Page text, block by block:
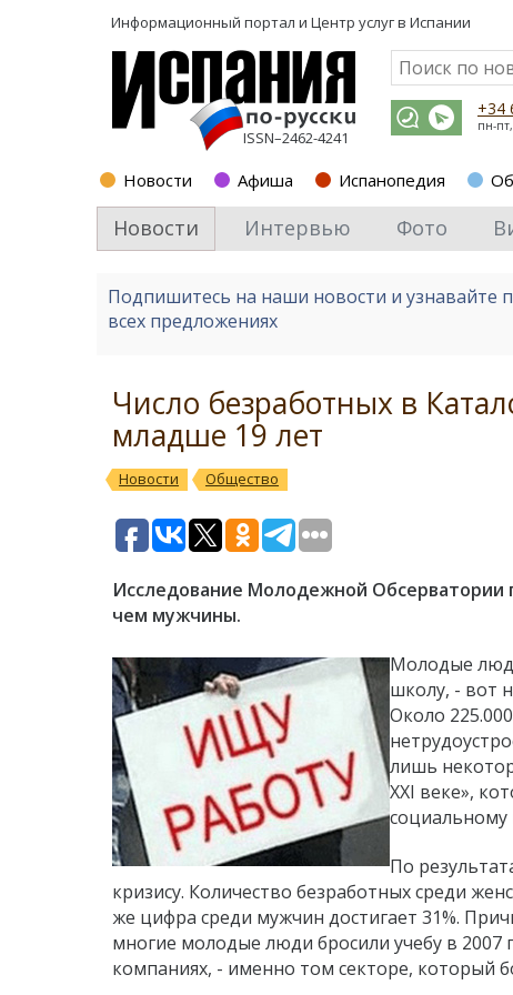
Информационный портал и Центр услуг в Испании
ISSN–2462-4241
+34
пн-
Новости Афиша Испанопедия
Новости Интервью Фото
Подпишитесь на наши новости и узнавайте
всех предложениях
Число безработных в
младше 19 лет
Новости Общество
Исследование Молодежной
чем мужчины.
Молодые
школу, - вот
Около
лишь
XXI веке»,
социальному
По
кризису. Количество безработных среди
же цифра среди мужчин достигает 31%.
многие молодые люди бросили учебу в
компаниях, - именно том секторе, который